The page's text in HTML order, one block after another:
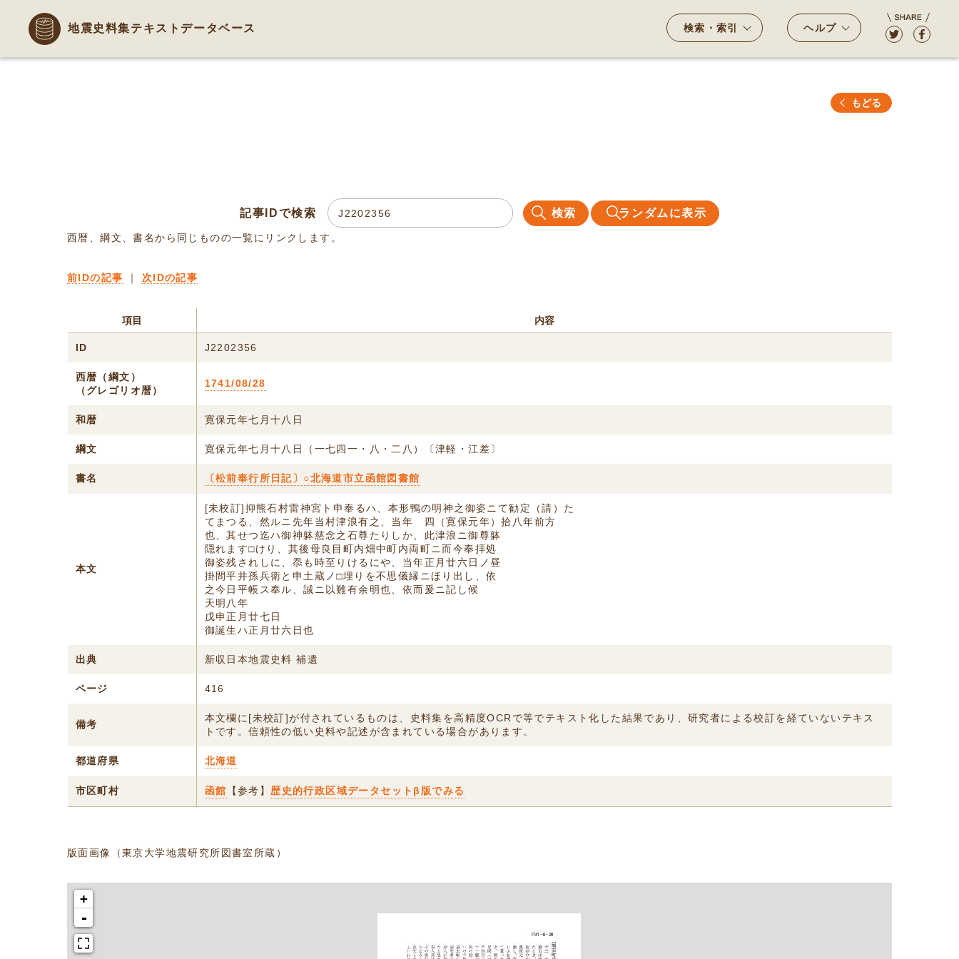
地震史料集テキストデータベース 検索・索引 ヘルプ
もどる
記事IDで検索 検索 ランダムに表示
西暦、綱文、書名から同じものの一覧にリンクします。
前IDの記事 ｜ 次IDの記事
項目 内容
ID J2202356
西暦（綱文）
（グレゴリオ暦）
1741/08/28
和暦 寛保元年七月十八日
綱文 寛保元年七月十八日（一七四一・八・二八）〔津軽・江差〕
書名 〔松前奉行所日記〕○北海道市立函館図書館
本文
[未校訂]抑熊石村雷神宮ト申奉るハ、本形鴨の明神之御姿ニて勧定（請）た
てまつる、然ルニ先年当村津浪有之、当年ゟ四（寛保元年）拾八年前方
也、其せつ迄ハ御神躰慈念之石尊たりしか、此津浪ニ御尊躰
隠れます□けり、其後母良目町内畑中町内両町ニ而今奉拝処
御姿残されしに、忝も時至りけるにや、当年正月廿六日ノ昼
掛間平井孫兵衛と申土蔵ノ□埋りを不思儀縁ニほり出し、依
之今日平帳ス奉ル、誠ニ以難有余明也、依而爰ニ記し候
天明八年
戊申正月廿七日
御誕生ハ正月廿六日也
出典 新収日本地震史料 補遺
ページ 416
備考
本文欄に[未校訂]が付されているものは、史料集を高精度OCRで等でテキスト化した結果であり、研究者による校訂を経ていないテキス
トです。信頼性の低い史料や記述が含まれている場合があります。
都道府県 北海道
市区町村 函館 【参考】 歴史的行政区域データセットβ版でみる
版面画像（東京大学地震研究所図書室所蔵）
+
-